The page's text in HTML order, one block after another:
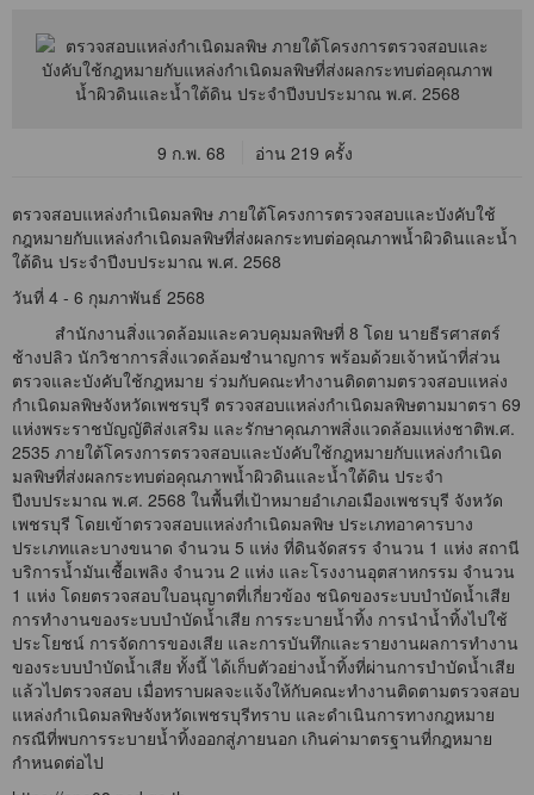
9 ก.พ. 68 อ่าน 219 ครั้ง
ตรวจสอบแหล่งกำเนิดมลพิษ ภายใต้โครงการตรวจสอบและบังคับใช้
กฎหมายกับแหล่งกำเนิดมลพิษที่ส่งผลกระทบต่อคุณภาพน้ำผิวดินและน้ำ
ใต้ดิน ประจำปีงบประมาณ พ.ศ. 2568
วันที่ 4 - 6 กุมภาพันธ์ 2568
สำนักงานสิ่งแวดล้อมและควบคุมมลพิษที่ 8 โดย นายธีรศาสตร์
ช้างปลิว นักวิชาการสิ่งแวดล้อมชำนาญการ พร้อมด้วยเจ้าหน้าที่ส่วน
ตรวจและบังคับใช้กฎหมาย ร่วมกับคณะทำงานติดตามตรวจสอบแหล่ง
กำเนิดมลพิษจังหวัดเพชรบุรี ตรวจสอบแหล่งกำเนิดมลพิษตามมาตรา 69
แห่งพระราชบัญญัติส่งเสริม และรักษาคุณภาพสิ่งแวดล้อมแห่งชาติพ.ศ.
2535 ภายใต้โครงการตรวจสอบและบังคับใช้กฎหมายกับแหล่งกำเนิด
มลพิษที่ส่งผลกระทบต่อคุณภาพน้ำผิวดินและน้ำใต้ดิน ประจำ
ปีงบประมาณ พ.ศ. 2568 ในพื้นที่เป้าหมายอำเภอเมืองเพชรบุรี จังหวัด
เพชรบุรี โดยเข้าตรวจสอบแหล่งกำเนิดมลพิษ ประเภทอาคารบาง
ประเภทและบางขนาด จำนวน 5 แห่ง ที่ดินจัดสรร จำนวน 1 แห่ง สถานี
บริการน้ำมันเชื้อเพลิง จำนวน 2 แห่ง และโรงงานอุตสาหกรรม จำนวน
1 แห่ง โดยตรวจสอบใบอนุญาตที่เกี่ยวข้อง ชนิดของระบบบำบัดน้ำเสีย
การทำงานของระบบบำบัดน้ำเสีย การระบายน้ำทิ้ง การนำน้ำทิ้งไปใช้
ประโยชน์ การจัดการของเสีย และการบันทึกและรายงานผลการทำงาน
ของระบบบำบัดน้ำเสีย ทั้งนี้ ได้เก็บตัวอย่างน้ำทิ้งที่ผ่านการบำบัดน้ำเสีย
แล้วไปตรวจสอบ เมื่อทราบผลจะแจ้งให้กับคณะทำงานติดตามตรวจสอบ
แหล่งกำเนิดมลพิษจังหวัดเพชรบุรีทราบ และดำเนินการทางกฎหมาย
กรณีที่พบการระบายน้ำทิ้งออกสู่ภายนอก เกินค่ามาตรฐานที่กฎหมาย
กำหนดต่อไป